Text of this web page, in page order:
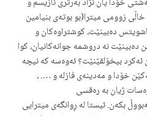
زوومی میترا(بو بوتەی بنیامین
دەبینێت، كوشتراوەكان و
دەبینێت نە دروشمە جوانەكانیان، كوا
ئەكرد بیخۆلقێنێت؟ ئەوەسە كە نیچە
خۆدا و مەدینەی فازلە و …. ،
ژیان بە رەقسی
بكەن. ئیستا لە ڕوانگەی میترایی